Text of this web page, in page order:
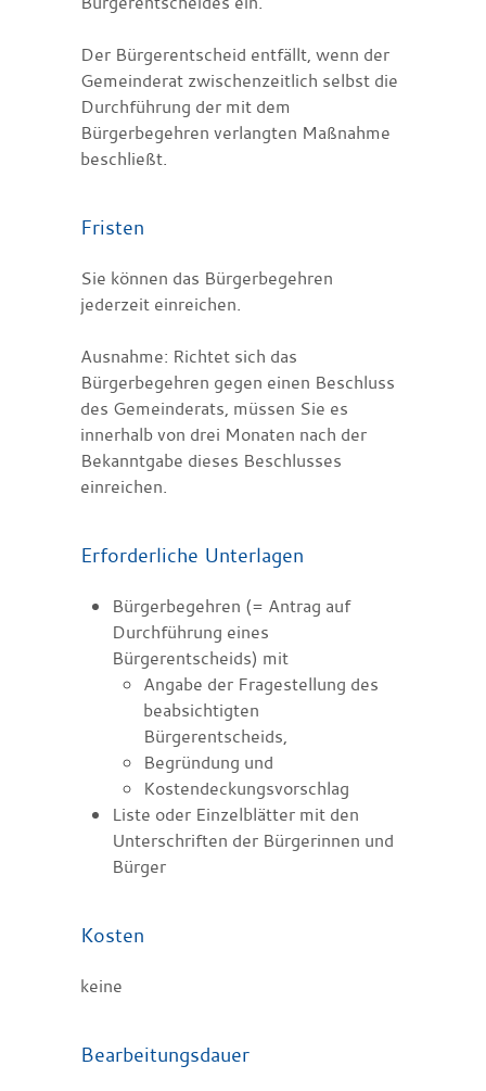
Der Bürgerentscheid entfällt, wenn der
Gemeinderat zwischenzeitlich selbst die
Durchführung der mit dem
Bürgerbegehren verlangten Maßnahme
beschließt.
Fristen
Sie können das Bürgerbegehren
jederzeit einreichen.
Ausnahme: Richtet sich das
Bürgerbegehren gegen einen Beschluss
des Gemeinderats, müssen Sie es
innerhalb von drei Monaten nach der
Bekanntgabe dieses Beschlusses
einreichen.
Erforderliche Unterlagen
Bürgerbegehren (= Antrag auf
Durchführung eines
Bürgerentscheids) mit
Angabe der Fragestellung des
beabsichtigten
Bürgerentscheids,
Begründung und
Kostendeckungsvorschlag
Liste oder Einzelblätter mit den
Unterschriften der Bürgerinnen und
Bürger
Kosten
keine
Bearbeitungsdauer